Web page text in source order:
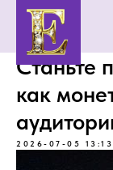
Станьте
как
2026-07-05 13:13